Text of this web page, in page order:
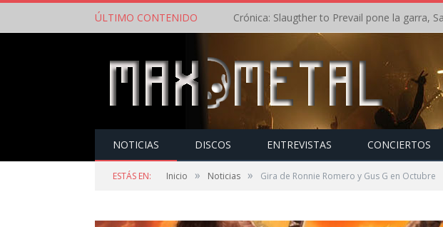
ÚLTIMO CONTENIDO
NOTICIAS DISCOS ENTREVISTAS CONCIERTOS
ESTÁS EN: Inicio » Noticias » Gira de Ronnie Romero y Gus G en Octubre